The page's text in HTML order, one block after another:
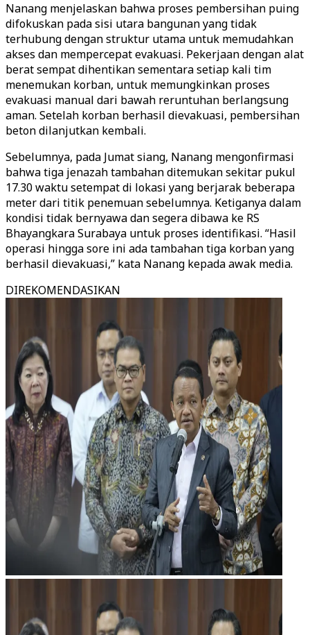
Nanang menjelaskan bahwa proses pembersihan puing
difokuskan pada sisi utara bangunan yang tidak
terhubung dengan struktur utama untuk memudahkan
akses dan mempercepat evakuasi. Pekerjaan dengan alat
berat sempat dihentikan sementara setiap kali tim
menemukan korban, untuk memungkinkan proses
evakuasi manual dari bawah reruntuhan berlangsung
aman. Setelah korban berhasil dievakuasi, pembersihan
beton dilanjutkan kembali.
Sebelumnya, pada Jumat siang, Nanang mengonfirmasi
bahwa tiga jenazah tambahan ditemukan sekitar pukul
17.30 waktu setempat di lokasi yang berjarak beberapa
meter dari titik penemuan sebelumnya. Ketiganya dalam
kondisi tidak bernyawa dan segera dibawa ke RS
Bhayangkara Surabaya untuk proses identifikasi. “Hasil
operasi hingga sore ini ada tambahan tiga korban yang
berhasil dievakuasi,” kata Nanang kepada awak media.
DIREKOMENDASIKAN